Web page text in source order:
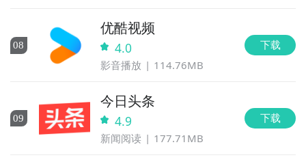
08
优酷视频
4.0
影音播放 114.76MB
下载
09
今日头条
4.9
新闻阅读 177.71MB
下载